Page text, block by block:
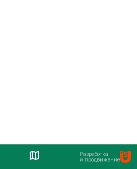
Разработка
и продвижение